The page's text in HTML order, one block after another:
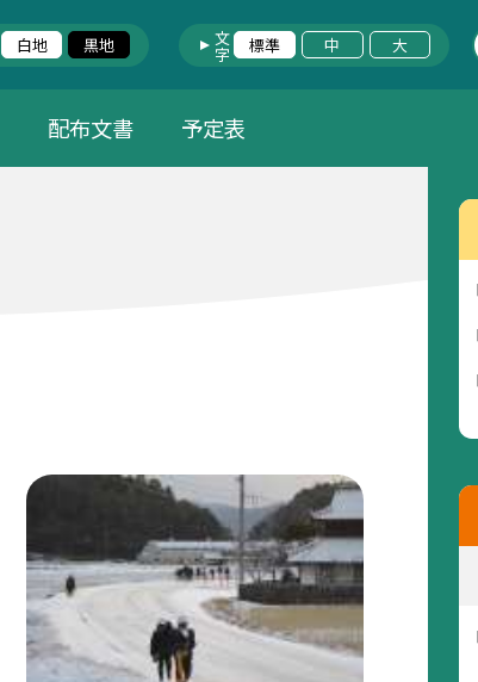
白地 黒地 文字 標準 中 大
配布文書 予定表